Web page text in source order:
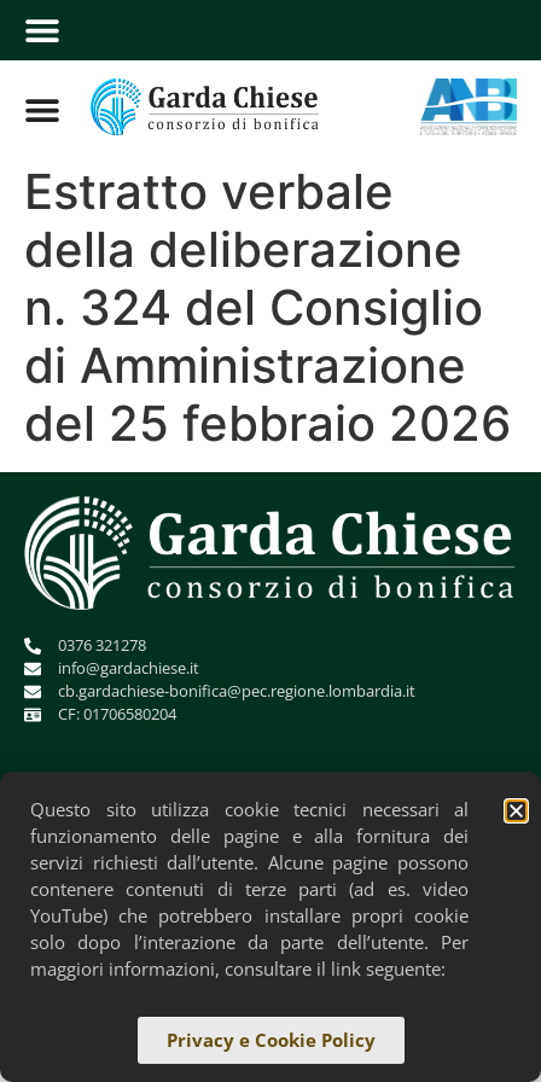
Estratto verbale
della deliberazione
n. 324 del Consiglio
di Amministrazione
del 25 febbraio 2026
0376 321278
info@gardachiese.it
cb.gardachiese-bonifica@pec.regione.lombardia.it
CF: 01706580204
Privacy Policy Cookie Policy Accessibilità
Questo sito utilizza cookie tecnici necessari al
funzionamento delle pagine e alla fornitura dei
servizi richiesti dall’utente. Alcune pagine possono
contenere contenuti di terze parti (ad es. video
YouTube) che potrebbero installare propri cookie
solo dopo l’interazione da parte dell’utente. Per
maggiori informazioni, consultare il link seguente:
Privacy e Cookie Policy